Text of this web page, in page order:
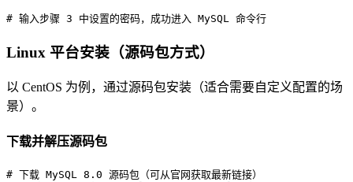
# 输入步骤 3 中设置的密码，成功进入 MySQL 命令行
Linux 平台安装（源码包方式）
以 CentOS 为例，通过源码包安装（适合需要自定义配置的场
景）。
下载并解压源码包
# 下载 MySQL 8.0 源码包（可从官网获取最新链接）